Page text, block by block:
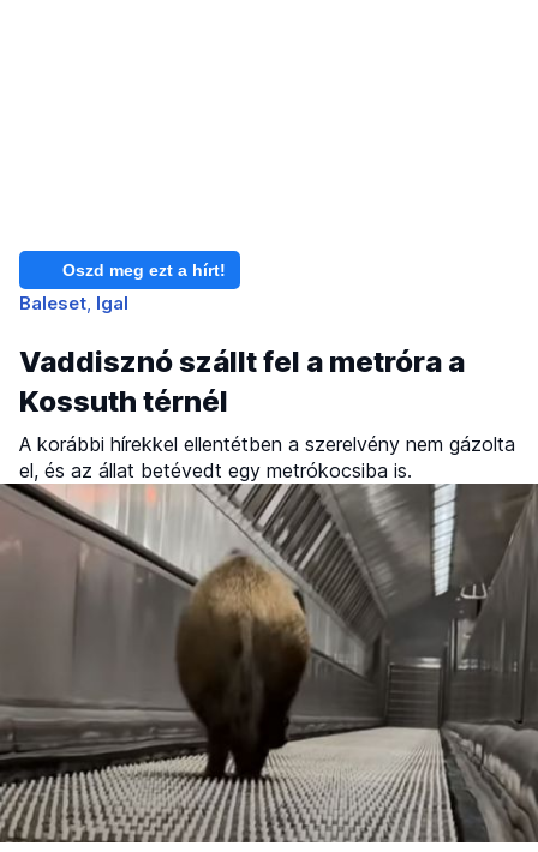
Oszd meg ezt a hírt!
Baleset Igal
Vaddisznó szállt fel a metróra a
Kossuth térnél
A korábbi hírekkel ellentétben a szerelvény nem gázolta
el, és az állat betévedt egy metrókocsiba is.